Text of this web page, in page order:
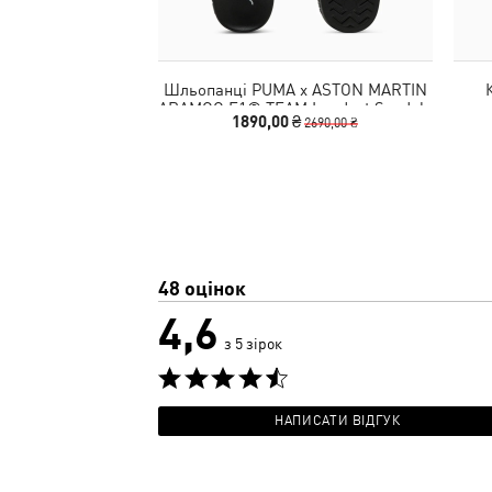
Шльопанці PUMA x ASTON MARTIN
ARAMCO F1® TEAM Leadcat Sandals
Unisex
1890,00 ₴2690,00 ₴
48 оцінок
4,6 з 5 зірок
НАПИСАТИ ВІДГУК